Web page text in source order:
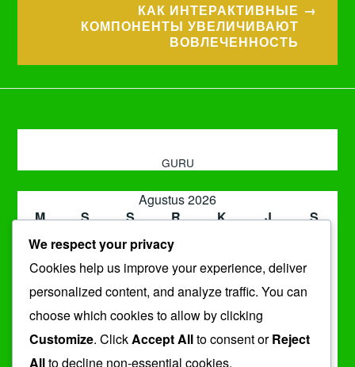
КАК ИНТЕРАКТИВНЫЕ
КОМПОНЕНТЫ УВЕЛИЧИВАЮТ
ВОВЛЕЧЕННОСТЬ
GURU
Agustus 2026
M
S S R K J
S
2
3 4 5
9
10 11 12 13 14
15
16
17 18 19 20 21
30
31
« Jul
We respect your privacy
Cookies help us improve your experience, deliver
personalized content, and analyze traffic. You can
choose which cookies to allow by clicking
Customize. ClickAccept Allto consent orReject
Allto decline non-essential cookies.